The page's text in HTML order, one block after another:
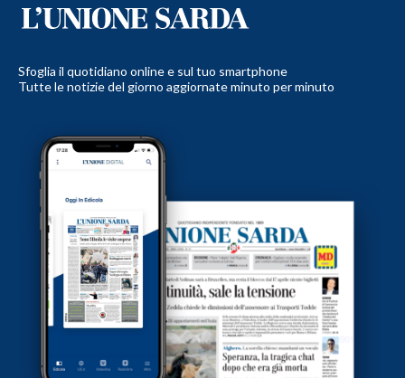
Sfoglia il quotidiano online e sul tuo smartphone
Tutte le notizie del giorno aggiornate minuto per minuto